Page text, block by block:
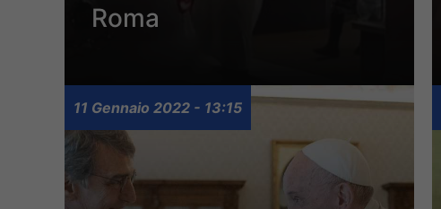
Roma
11 Gennaio 2022 - 13:15